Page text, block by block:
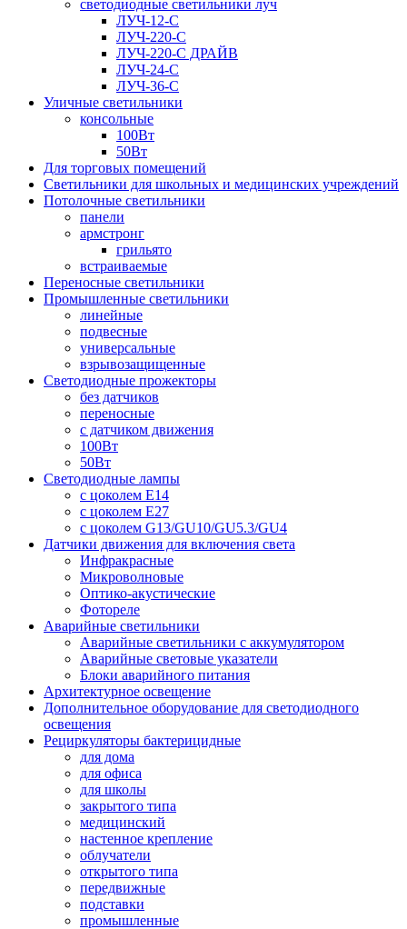
светодиодные светильники луч
ЛУЧ-12-С
ЛУЧ-220-С
ЛУЧ-220-С ДРАЙВ
ЛУЧ-24-С
ЛУЧ-36-С
Уличные светильники
консольные
100Вт
50Вт
Для торговых помещений
Светильники для школьных и медицинских учреждений
Потолочные светильники
панели
армстронг
грильято
встраиваемые
Переносные светильники
Промышленные светильники
линейные
подвесные
универсальные
взрывозащищенные
Светодиодные прожекторы
без датчиков
переносные
с датчиком движения
100Вт
50Вт
Светодиодные лампы
с цоколем E14
с цоколем E27
с цоколем G13/GU10/GU5.3/GU4
Датчики движения для включения света
Инфракрасные
Микроволновые
Оптико-акустические
Фотореле
Аварийные светильники
Аварийные светильники с аккумулятором
Аварийные световые указатели
Блоки аварийного питания
Архитектурное освещение
Дополнительное оборудование для светодиодного
освещения
Рециркуляторы бактерицидные
для дома
для офиса
для школы
закрытого типа
медицинский
настенное крепление
облучатели
открытого типа
передвижные
подставки
промышленные